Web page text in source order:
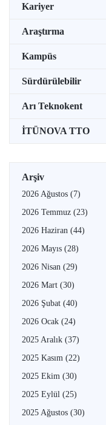
Kariyer
Araştırma
Kampüs
Sürdürülebilir
Arı Teknokent
İTÜNOVA TTO
Arşiv
2026 Ağustos (7)
2026 Temmuz (23)
2026 Haziran (44)
2026 Mayıs (28)
2026 Nisan (29)
2026 Mart (30)
2026 Şubat (40)
2026 Ocak (24)
2025 Aralık (37)
2025 Kasım (22)
2025 Ekim (30)
2025 Eylül (25)
2025 Ağustos (30)